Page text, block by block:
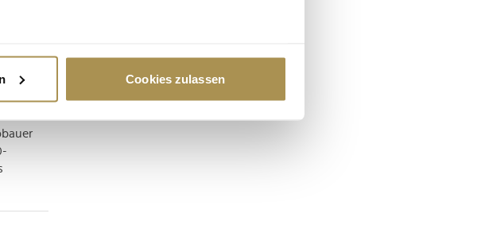
und legen Sie Ihre Präferenzen im
für soziale Medien anbieten zu können
Informationen zu Ihrer Verwendung unserer
Unsere Partner führen diese Informationen
Cookies zulassen